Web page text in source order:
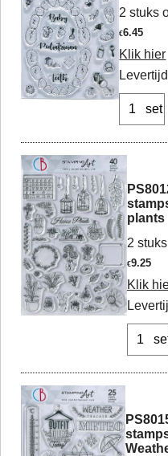
2 stuks
€6.45
Klik hier
set
plants
2
€9.25
Klik